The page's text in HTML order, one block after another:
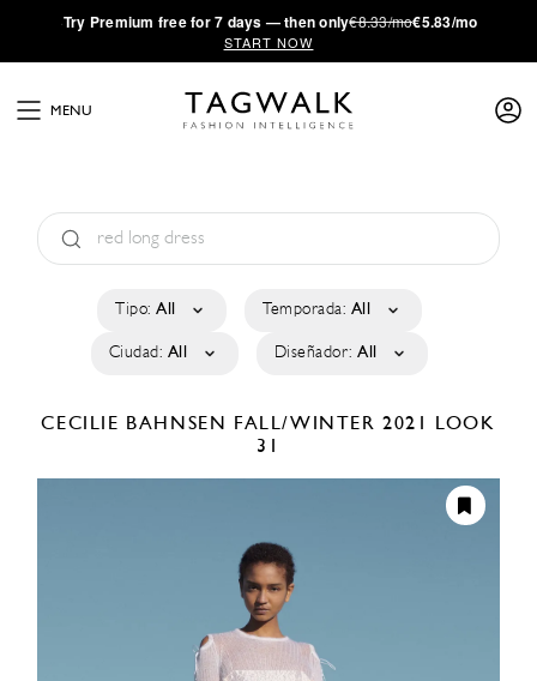
·Try Premium free for 7 days — then only€8.33/mo€5.83/mo
START NOW
MENU
Tipo: All Temporada: All
Ciudad: All Diseñador: All
CECILIE BAHNSEN FALL/WINTER 2021
LOOK
31